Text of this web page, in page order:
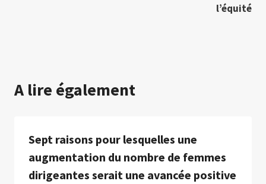
l’équité
A lire également
Sept raisons pour lesquelles une
augmentation du nombre de femmes
dirigeantes serait une avancée positive